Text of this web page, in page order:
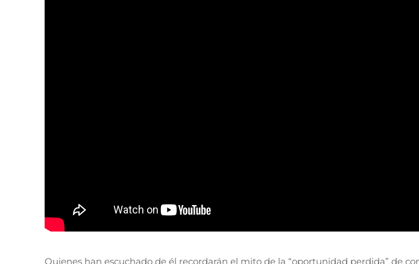
Quienes han escuchado de él recordarán el mito de la “oportunidad perdida” de